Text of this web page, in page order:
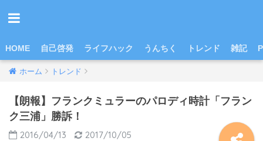
HOME 自己啓発 ライフハック うんちく トレンド 雑記
ホーム トレンド
【朗報】フランクミュラーのパロディ時計「フラン
ク三浦」勝訴！
2016/04/13 2017/10/05